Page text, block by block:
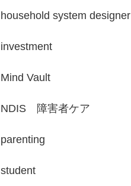
household system designer
investment
Mind Vault
NDIS 障害者ケア
parenting
student